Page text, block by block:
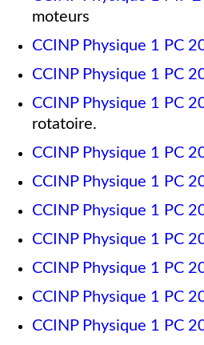
moteurs
CCINP Physique 1 PC
CCINP Physique 1 PC
CCINP Physique 1 PC
rotatoire.
CCINP Physique 1 PC
CCINP Physique 1 PC
CCINP Physique 1 PC
CCINP Physique 1 PC
CCINP Physique 1 PC
CCINP Physique 1 PC
CCINP Physique 1 PC